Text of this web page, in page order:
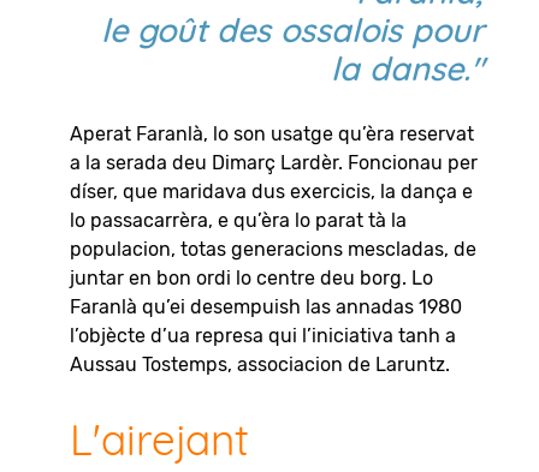
le goût des ossalois pour
la danse."
Aperat Faranlà, lo son usatge qu’èra reservat
a la serada deu Dimarç Lardèr. Foncionau per
díser, que maridava dus exercicis, la dança e
lo passacarrèra, e qu’èra lo parat tà la
populacion, totas generacions mescladas, de
juntar en bon ordi lo centre deu borg. Lo
Faranlà qu’ei desempuish las annadas 1980
l’objècte d’ua represa qui l’iniciativa tanh a
Aussau Tostemps, associacion de Laruntz.
L'airejant